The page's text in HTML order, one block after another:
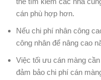
cán phù hợp hơn.
Nếu chi phí nhân công
công nhân để nâng cao
Việc tối ưu cán màng
đảm bảo chi phí cán